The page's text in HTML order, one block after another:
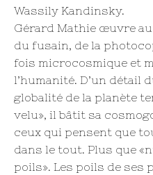
Wassily Kandinsky.
Gérard Mathie œuvre au
du fusain, de la
fois microcosmique et
l’humanité. D’un détail
globalité de la planète
velu», il bâtit sa
ceux qui pensent que
dans le tout. Plus que
poils». Les poils de ses